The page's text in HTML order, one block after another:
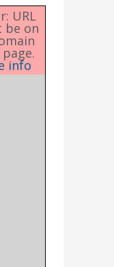
URL
be on
info